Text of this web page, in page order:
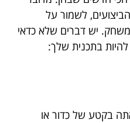
לשמור על
יש דברים שלא כדאי
בתכנית שלך:
בקטע של כדור או